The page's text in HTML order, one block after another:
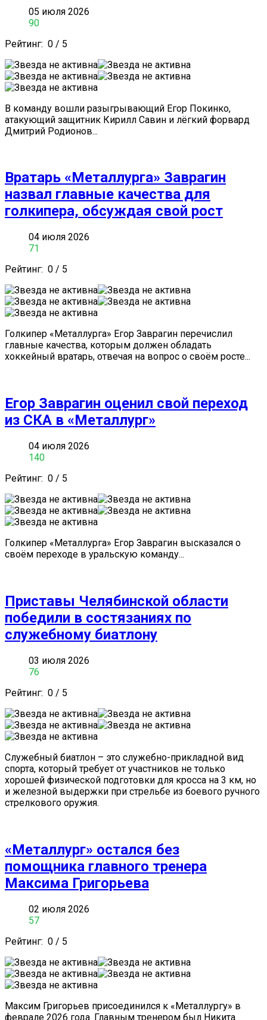
05 июля 2026
90
Рейтинг: 0 / 5
В команду вошли разыгрывающий ️Егор Покинко,
атакующий защитник Кирилл Савин и лёгкий форвард
Дмитрий Родионов...
Вратарь «Металлурга» Заврагин
назвал главные качества для
голкипера, обсуждая свой рост
04 июля 2026
71
Рейтинг: 0 / 5
Голкипер «Металлурга» Егор Заврагин перечислил
главные качества, которым должен обладать
хоккейный вратарь, отвечая на вопрос о своём росте...
Егор Заврагин оценил свой переход
из СКА в «Металлург»
04 июля 2026
140
Рейтинг: 0 / 5
Голкипер «Металлурга» Егор Заврагин высказался о
своём переходе в уральскую команду...
Приставы Челябинской области
победили в состязаниях по
служебному биатлону
03 июля 2026
76
Рейтинг: 0 / 5
Служебный биатлон – это служебно-прикладной вид
спорта, который требует от участников не только
хорошей физической подготовки для кросса на 3 км, но
и железной выдержки при стрельбе из боевого ручного
стрелкового оружия.
«Металлург» остался без
помощника главного тренера
Максима Григорьева
02 июля 2026
57
Рейтинг: 0 / 5
Максим Григорьев присоединился к «Металлургу» в
феврале 2026 года. Главным тренером был Никита